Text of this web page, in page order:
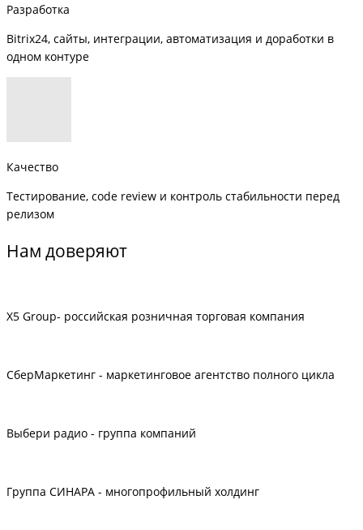
Разработка
Bitrix24, сайты, интеграции, автоматизация и доработки в
одном контуре
Качество
Тестирование, code review и контроль стабильности перед
релизом
Нам доверяют
X5 Group- российская розничная торговая компания
СберМаркетинг - маркетинговое агентство полного цикла
Выбери радио - группа компаний
Группа СИНАРА - многопрофильный холдинг